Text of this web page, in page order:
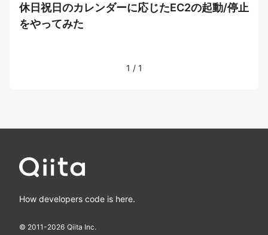
休日祝日のカレンダーに応じたEC2の起動/停止
をやってみた
1 / 1
How developers code is here.
© 2011-2026 Qiita Inc.